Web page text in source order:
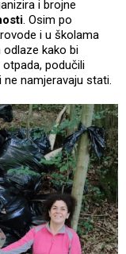
i brojne
. Osim po
i u školama
kako bi
podučili
namjeravaju stati.